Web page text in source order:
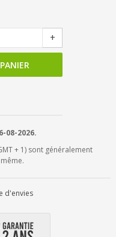
+
08-2026.
+ 1) sont généralement
d'envies